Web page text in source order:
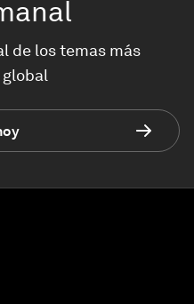
de los temas más